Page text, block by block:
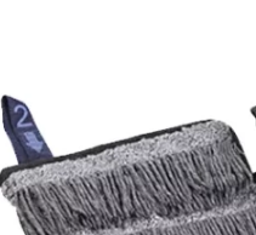
Моющие средства
Dr. Schnell
Мытье окон и вертикальных